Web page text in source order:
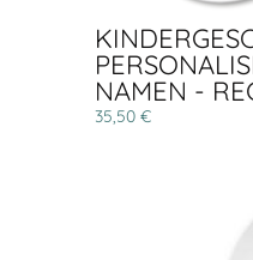
NAMEN -
35,50 €